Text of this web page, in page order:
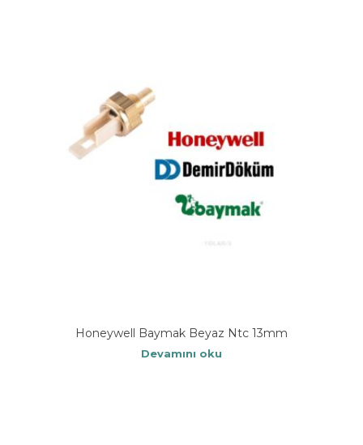
Honeywell Baymak Beyaz Ntc 13mm
Devamını oku